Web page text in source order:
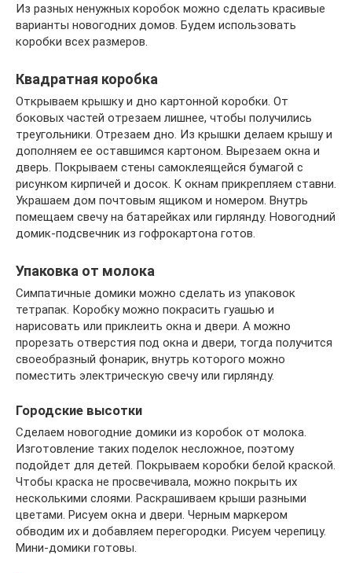
Из разных ненужных коробок можно сделать красивые
варианты новогодних домов. Будем использовать
коробки всех размеров.
Квадратная коробка
Открываем крышку и дно картонной коробки. От
боковых частей отрезаем лишнее, чтобы получились
треугольники. Отрезаем дно. Из крышки делаем крышу и
дополняем ее оставшимся картоном. Вырезаем окна и
дверь. Покрываем стены самоклеящейся бумагой с
рисунком кирпичей и досок. К окнам прикрепляем ставни.
Украшаем дом почтовым ящиком и номером. Внутрь
помещаем свечу на батарейках или гирлянду. Новогодний
домик-подсвечник из гофрокартона готов.
Упаковка от молока
Симпатичные домики можно сделать из упаковок
тетрапак. Коробку можно покрасить гуашью и
нарисовать или приклеить окна и двери. А можно
прорезать отверстия под окна и двери, тогда получится
своеобразный фонарик, внутрь которого можно
поместить электрическую свечу или гирлянду.
Городские высотки
Сделаем новогодние домики из коробок от молока.
Изготовление таких поделок несложное, поэтому
подойдет для детей. Покрываем коробки белой краской.
Чтобы краска не просвечивала, можно покрыть их
несколькими слоями. Раскрашиваем крыши разными
цветами. Рисуем окна и двери. Черным маркером
обводим их и добавляем перегородки. Рисуем черепицу.
Мини-домики готовы.